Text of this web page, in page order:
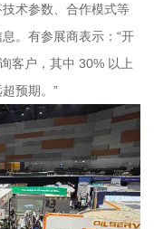
术参数、合作模式等
。有参展商表示：“开
客户，其中 30% 以上
预期。”